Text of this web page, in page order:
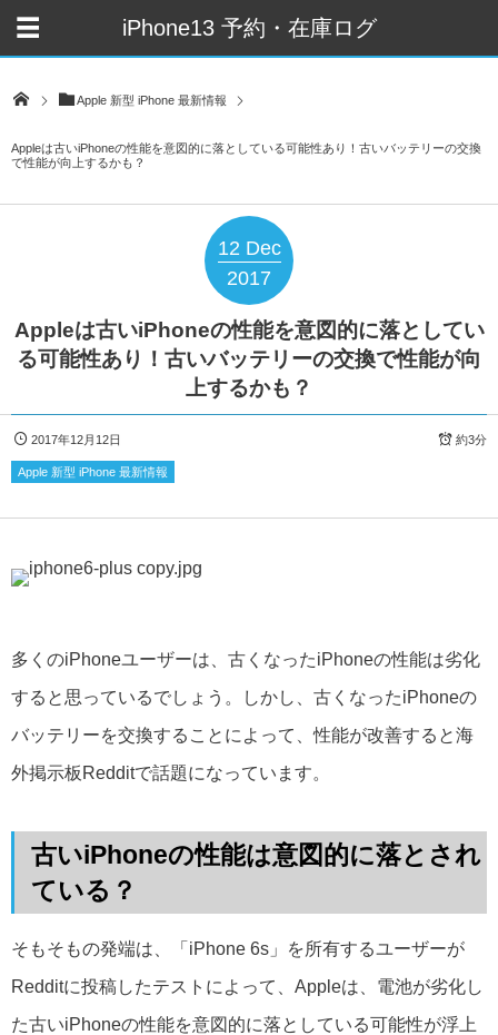
iPhone13 予約・在庫ログ
Apple 新型 iPhone 最新情報
Appleは古いiPhoneの性能を意図的に落としている可能性あり！古いバッテリーの交換
で性能が向上するかも？
12 Dec
2017
Appleは古いiPhoneの性能を意図的に落としてい
る可能性あり！古いバッテリーの交換で性能が向
上するかも？
2017年12月12日 約3分
Apple 新型 iPhone 最新情報
多くのiPhoneユーザーは、古くなったiPhoneの性能は劣化
すると思っているでしょう。しかし、古くなったiPhoneの
バッテリーを交換することによって、性能が改善すると海
外掲示板Redditで話題になっています。
古いiPhoneの性能は意図的に落とされ
ている？
そもそもの発端は、「iPhone 6s」を所有するユーザーが
Redditに投稿したテストによって、Appleは、電池が劣化し
た古いiPhoneの性能を意図的に落としている可能性が浮上